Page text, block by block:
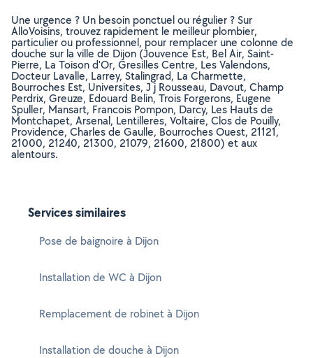
Une urgence ? Un besoin ponctuel ou régulier ? Sur
AlloVoisins, trouvez rapidement le meilleur plombier,
particulier ou professionnel, pour remplacer une colonne de
douche sur la ville de Dijon (Jouvence Est, Bel Air, Saint-
Pierre, La Toison d'Or, Gresilles Centre, Les Valendons,
Docteur Lavalle, Larrey, Stalingrad, La Charmette,
Bourroches Est, Universites, J j Rousseau, Davout, Champ
Perdrix, Greuze, Edouard Belin, Trois Forgerons, Eugene
Spuller, Mansart, Francois Pompon, Darcy, Les Hauts de
Montchapet, Arsenal, Lentilleres, Voltaire, Clos de Pouilly,
Providence, Charles de Gaulle, Bourroches Ouest, 21121,
21000, 21240, 21300, 21079, 21600, 21800) et aux
alentours.
Services similaires
Pose de baignoire à Dijon
Installation de WC à Dijon
Remplacement de robinet à Dijon
Installation de douche à Dijon